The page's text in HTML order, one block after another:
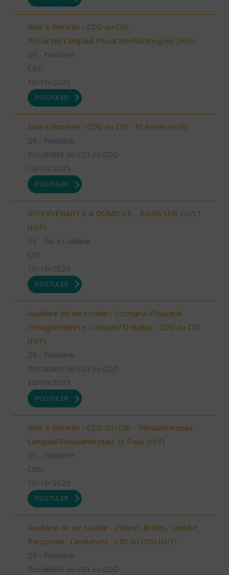
Aide à domicile - CDD ou CDI -
Plouarzel/Lampaul-Plouarzel/Ploumoguer (H/F)
29 - Finistère
CDD
10/10/2025
POSTULER
Aide à domicile - CDD ou CDI - St Renan (H/F)
29 - Finistère
Possibilité de CDI ou CDD
10/10/2025
POSTULER
INTERVENANT.E A DOMICILE - BAINS SUR OUST
(H/F)
35 - Ille-et-Vilaine
CDI
10/10/2025
POSTULER
Auxiliaire de vie sociale - Locmaria-Plouzané
/Plougonvelin/Le Conquet/Trébabu - CDD ou CDI
(H/F)
29 - Finistère
Possibilité de CDI ou CDD
10/10/2025
POSTULER
Aide à domicile - CDD OU CDI - Ploudalmézeau,
Lampaul-Ploudalmézeau, St Pabu (H/F)
29 - Finistère
CDD
10/10/2025
POSTULER
Auxiliaire de vie sociale - Plourin, Brélès, Lanildut,
Porspoder, Landunvez - CDI ou CDD (H/F)
29 - Finistère
Possibilité de CDI ou CDD